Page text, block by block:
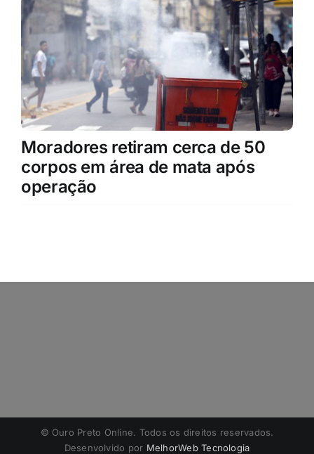
Moradores retiram cerca de 50
corpos em área de mata após
operação
©️ Ouro Preto Online. Todos os direitos reservados.
Desenvolvido por MelhorWeb Tecnologia